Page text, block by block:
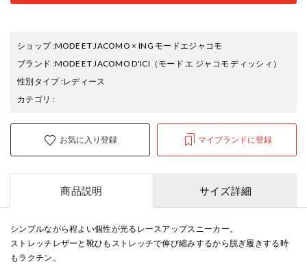
ショップ:MODE ET JACOMO × ING モードエジャコモ
ブランド :MODE ET JACOMO D'ICI （モード エ ジャコモ ディッシィ）
性別タイプ:レディース
カテゴリ :
お気に入り登録 マイブランドに登録
商品説明 サイズ詳細
シンプルながら程よい個性が光るレースアップスニーカー。
ストレッチレザーと靴ひもストレッチで伸び縮みするから脱ぎ履きする時
もラクチン。